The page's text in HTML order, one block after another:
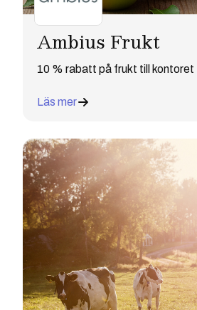
Ambius Frukt
10 % rabatt på frukt till kontoret
Läs mer